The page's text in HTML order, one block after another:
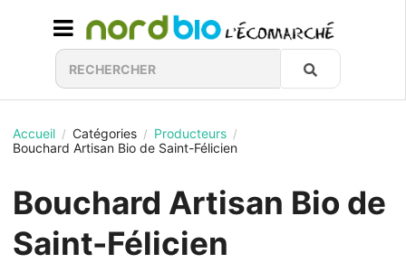
Accueil / Catégories / Producteurs /
Bouchard Artisan Bio de Saint-Félicien
Bouchard Artisan Bio de
Saint-Félicien